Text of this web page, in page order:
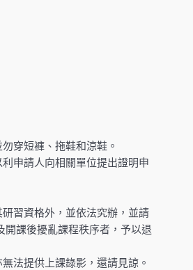
穿短褲、拖鞋和涼鞋。
申請人向相關單位提出證明申
習資格外，並依法究辦，並請
開課後擾亂課程秩序者，予以退
法提供上課錄影，還請見諒。